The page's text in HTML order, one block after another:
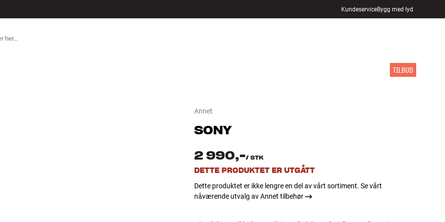
KundeserviceBygg med lyd
TILBUD
Annet
SONY
2 990,-/ STK
DETTE PRODUKTET ER UTGÅTT
Dette produktet er ikke lengre en del av vårt sortiment. Se vårt
nåværende utvalg av Annet tilbehør